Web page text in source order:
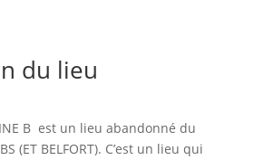
du lieu
B est un lieu abandonné du
(ET BELFORT). C’est un lieu qui